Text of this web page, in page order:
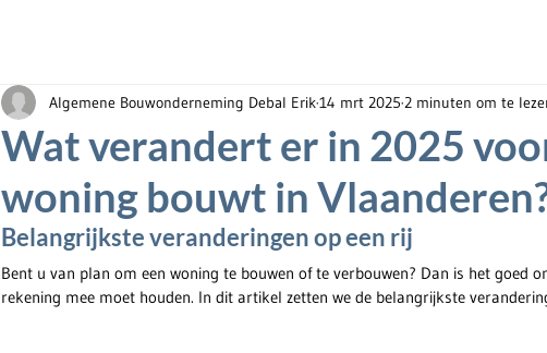
Wat verandert er in 2025
woning bouwt in
Algemene Bouwonderneming Debal Erik14 mrt 2025 2 minuten om te
Belangrijkste veranderingen op een rij
Bent u van plan om een woning te bouwen of te verbouwen? Dan is het goed
rekening mee moet houden. In dit artikel zetten we de belangrijkste